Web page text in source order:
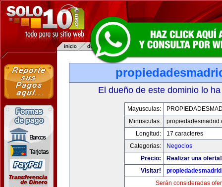
El dueño de este dominio lo
Mayusculas:
Minusculas:
Longitud:
17 caracteres
Categorias:
Negocios
Precio:
Realizar una oferta!
Visitar!
Serán consideradas